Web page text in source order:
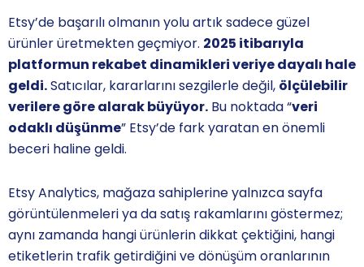
Etsy’de başarılı olmanın yolu artık sadece güzel
ürünler üretmekten geçmiyor. 2025 itibarıyla
platformun rekabet dinamikleri veriye dayalı hale
geldi.Satıcılar, kararlarını sezgilerle değil, ölçülebilir
verilere göre alarak büyüyor. Bu noktada “veri
odaklı düşünme” Etsy’de fark yaratan en önemli
beceri haline geldi.
Etsy Analytics, mağaza sahiplerine yalnızca sayfa
görüntülenmeleri ya da satış rakamlarını göstermez;
aynı zamanda hangi ürünlerin dikkat çektiğini, hangi
etiketlerin trafik getirdiğini ve dönüşüm oranlarının